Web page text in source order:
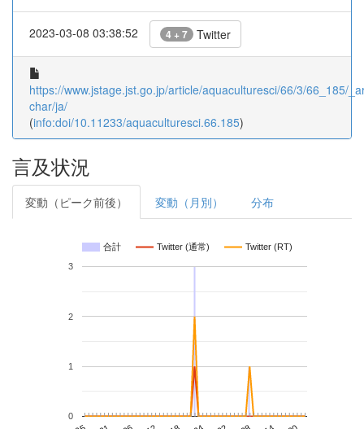
2023-03-08 03:38:52 4 + 7 Twitter
https://www.jstage.jst.go.jp/article/aquaculturesci/66/3/66_185/
char/ja/
(info:doi/10.11233/aquaculturesci.66.185)
言及状況
変動（ピーク前後） 変動（月別） 分布
合計 Twitter (通常) Twitter (RT)
0
1
2
3